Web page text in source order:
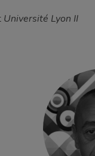
Université Lyon II